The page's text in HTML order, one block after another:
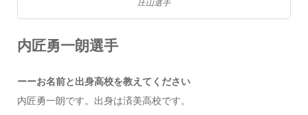
庄山選手
内匠勇一朗選手
ーーお名前と出身高校を教えてください
内匠勇一朗です。出身は済美高校です。